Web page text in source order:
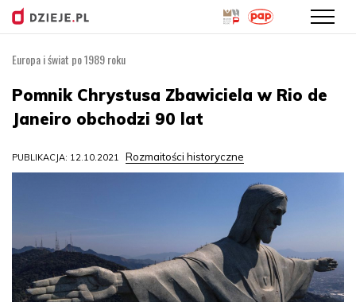
treści
Europa i świat po 1989 roku
Pomnik Chrystusa Zbawiciela w Rio de
Janeiro obchodzi 90 lat
PUBLIKACJA: 12.10.2021 Rozmaitości historyczne